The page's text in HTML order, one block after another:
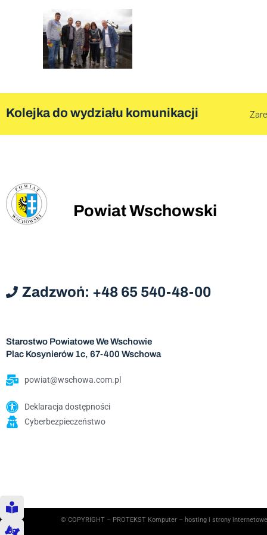
Kolejka do wydziału komunikacji
Powiat Wschowski
Zadzwoń: +48 65 540-48-00
Starostwo Powiatowe We Wschowie
Plac Kosynierów 1c, 67-400 Wschowa
powiat@wschowa.com.pl
Deklaracja dostępności
Cyberbezpieczeństwo
© COPYRIGHT – PROTEKST Komputer – hosting i strony